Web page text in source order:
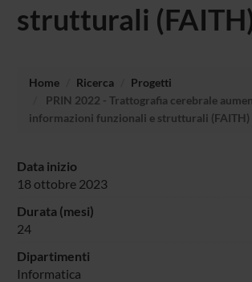
strutturali
Home Ricerca
Progetti
PRIN 2022 - Trattografia cerebrale
informazioni funzionali e strutturali (FAITH)
Data inizio
18 ottobre 2023
Durata (mesi)
24
Dipartimenti
Informatica